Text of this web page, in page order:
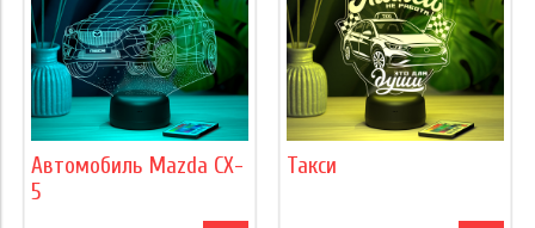
Автомобиль Mazda CX-
5
Такси